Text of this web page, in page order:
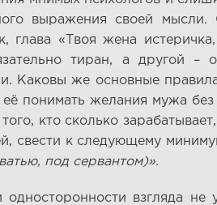
выражения своей
«Твоя жена
тиран, а другой –
Каковы же основные
понимать желания мужа
кто сколько
свести к следующему
под сервантом)».
взгляда не